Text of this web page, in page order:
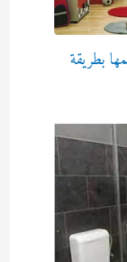
بطريقة